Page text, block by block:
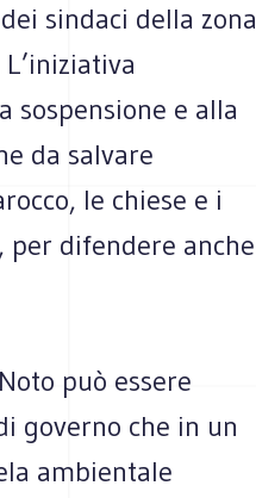
sindaci della zona
sospensione e alla
da salvare
le chiese e i
per difendere anche
può essere
governo che in un
ambientale